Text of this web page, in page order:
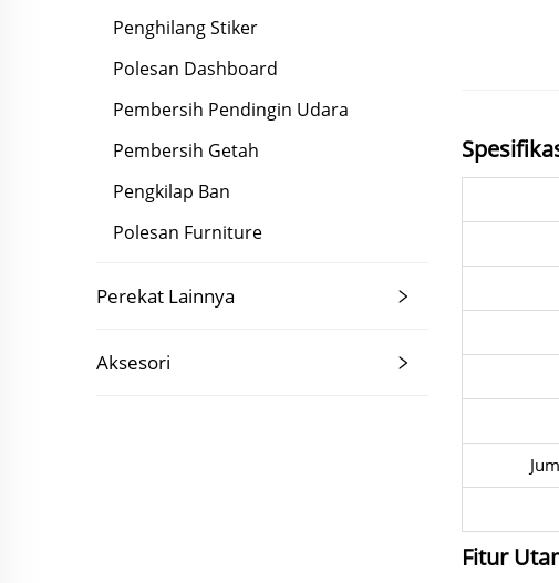
Penghilang Stiker
Polesan Dashboard
Pembersih Pendingin Udara
Pembersih Getah
Pengkilap Ban
Polesan Furniture
Perekat Lainnya
Aksesori
Fitur